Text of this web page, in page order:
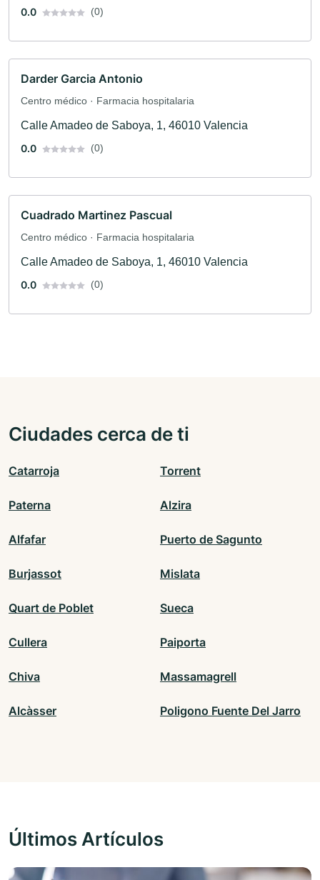
0.0 (0)
Darder Garcia Antonio
Centro médico · Farmacia hospitalaria
Calle Amadeo de Saboya, 1, 46010 Valencia
0.0
(0)
Cuadrado Martinez Pascual
Centro médico · Farmacia hospitalaria
Calle Amadeo de Saboya, 1, 46010 Valencia
0.0
(0)
Ciudades cerca de ti
Catarroja Torrent
Paterna Alzira
Alfafar Puerto de Sagunto
Burjassot Mislata
Quart de Poblet Sueca
Cullera Paiporta
Chiva Massamagrell
Alcàsser Poligono Fuente Del Jarro
Últimos Artículos